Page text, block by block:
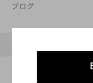
ブログ